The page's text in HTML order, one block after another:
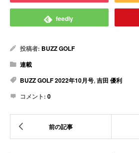
feedly
投稿者: BUZZ GOLF
連載
BUZZ GOLF 2022年10月号,吉田 優利
コメント: 0